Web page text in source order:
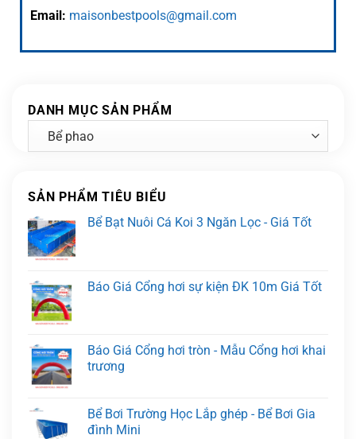
Email: maisonbestpools@gmail.com
DANH MỤC SẢN PHẨM
SẢN PHẨM TIÊU BIỂU
Bể Bạt Nuôi Cá Koi 3 Ngăn Lọc - Giá Tốt
Báo Giá Cổng hơi sự kiện ĐK 10m Giá Tốt
Báo Giá Cổng hơi tròn - Mẫu Cổng hơi khai
trương
Bể Bơi Trường Học Lắp ghép - Bể Bơi Gia
đình Mini